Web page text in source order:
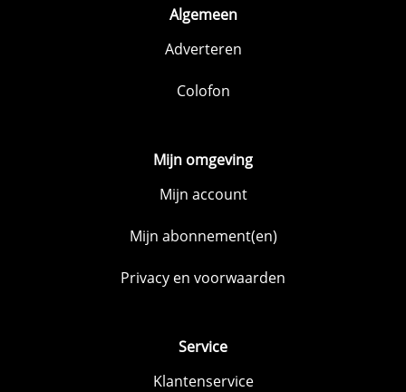
Algemeen
Adverteren
Colofon
Mijn omgeving
Mijn account
Mijn abonnement(en)
Privacy en voorwaarden
Service
Klantenservice